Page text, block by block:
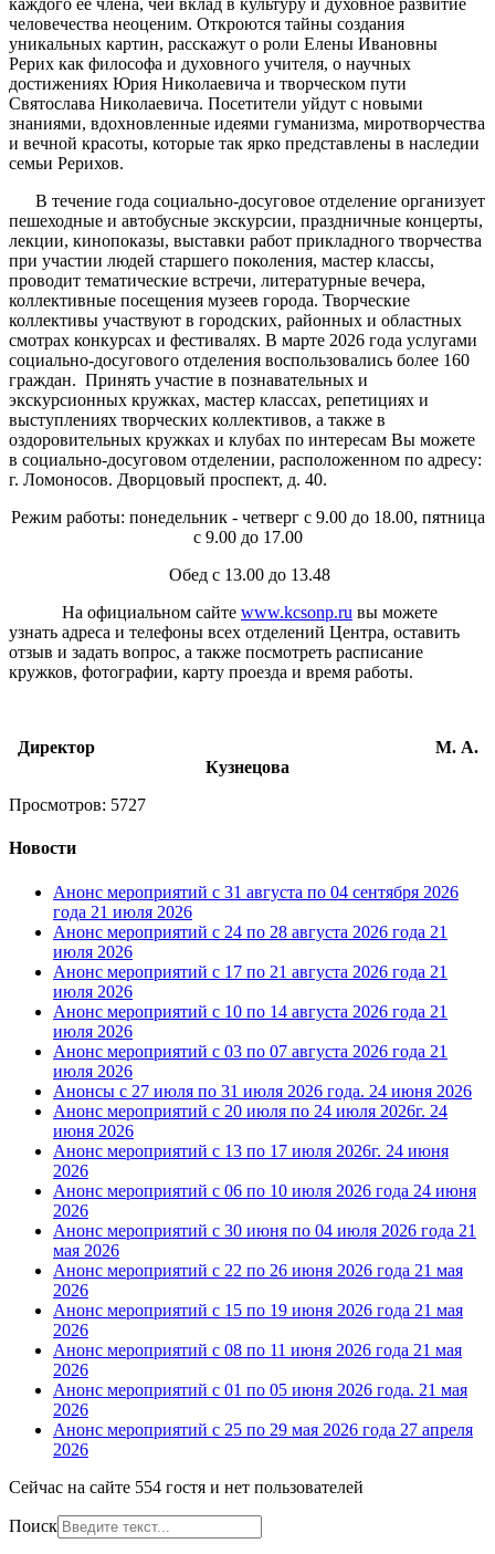
каждого её члена, чей вклад в культуру и духовное развитие
человечества неоценим. Откроются тайны создания
уникальных картин, расскажут о роли Елены Ивановны
Рерих как философа и духовного учителя, о научных
достижениях Юрия Николаевича и творческом пути
Святослава Николаевича. Посетители уйдут с новыми
знаниями, вдохновленные идеями гуманизма, миротворчества
и вечной красоты, которые так ярко представлены в наследии
семьи Рерихов.
В течение года социально-досуговое отделение организует
пешеходные и автобусные экскурсии, праздничные концерты,
лекции, кинопоказы, выставки работ прикладного творчества
при участии людей старшего поколения, мастер классы,
проводит тематические встречи, литературные вечера,
коллективные посещения музеев города. Творческие
коллективы участвуют в городских, районных и областных
смотрах конкурсах и фестивалях. В марте 2026 года услугами
социально-досугового отделения воспользовались более 160
граждан. Принять участие в познавательных и
экскурсионных кружках, мастер классах, репетициях и
выступлениях творческих коллективов, а также в
оздоровительных кружках и клубах по интересам Вы можете
в социально-досуговом отделении, расположенном по адресу:
г. Ломоносов. Дворцовый проспект, д. 40.
Режим работы: понедельник - четверг с 9.00 до 18.00, пятница
с 9.00 до 17.00
Обед с 13.00 до 13.48
На официальном сайте www.kcsonp.ru вы можете
узнать адреса и телефоны всех отделений Центра, оставить
отзыв и задать вопрос, а также посмотреть расписание
кружков, фотографии, карту проезда и время работы.
Директор М. А.
Кузнецова
Просмотров: 5727
Новости
Анонс мероприятий с 31 августа по 04 сентября 2026
года 21 июля 2026
Анонс мероприятий с 24 по 28 августа 2026 года 21
июля 2026
Анонс мероприятий с 17 по 21 августа 2026 года 21
июля 2026
Анонс мероприятий с 10 по 14 августа 2026 года 21
июля 2026
Анонс мероприятий с 03 по 07 августа 2026 года 21
июля 2026
Анонсы с 27 июля по 31 июля 2026 года. 24 июня 2026
Анонс мероприятий с 20 июля по 24 июля 2026г. 24
июня 2026
Анонс мероприятий с 13 по 17 июля 2026г. 24 июня
2026
Анонс мероприятий с 06 по 10 июля 2026 года 24 июня
2026
Анонс мероприятий с 30 июня по 04 июля 2026 года 21
мая 2026
Анонс мероприятий с 22 по 26 июня 2026 года 21 мая
2026
Анонс мероприятий с 15 по 19 июня 2026 года 21 мая
2026
Анонс мероприятий с 08 по 11 июня 2026 года 21 мая
2026
Анонс мероприятий с 01 по 05 июня 2026 года. 21 мая
2026
Анонс мероприятий с 25 по 29 мая 2026 года 27 апреля
2026
Сейчас на сайте 554 гостя и нет пользователей
Поиск